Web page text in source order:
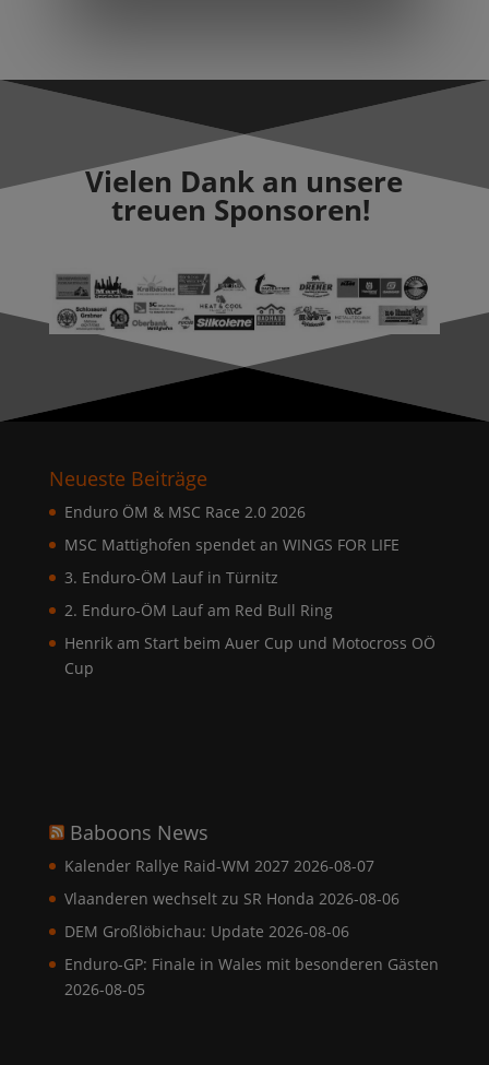
Vielen Dank an unsere
treuen Sponsoren!
Neueste Beiträge
Enduro ÖM & MSC Race 2.0 2026
MSC Mattighofen spendet an WINGS FOR LIFE
3. Enduro-ÖM Lauf in Türnitz
2. Enduro-ÖM Lauf am Red Bull Ring
Henrik am Start beim Auer Cup und Motocross OÖ
Cup
Baboons News
Kalender Rallye Raid-WM 2027 2026-08-07
Vlaanderen wechselt zu SR Honda 2026-08-06
DEM Großlöbichau: Update 2026-08-06
Enduro-GP: Finale in Wales mit besonderen Gästen
2026-08-05